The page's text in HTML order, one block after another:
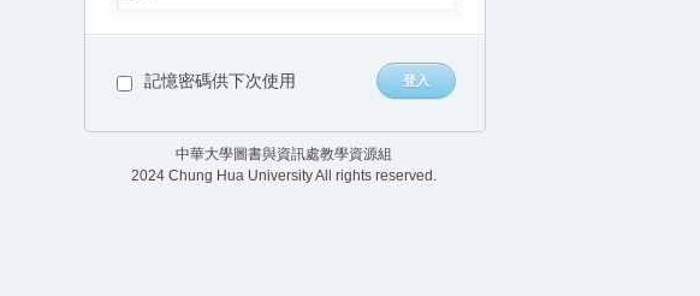
記憶密碼供下次使用
中華大學圖書與資訊處教學資源組
2024 Chung Hua University All rights reserved.